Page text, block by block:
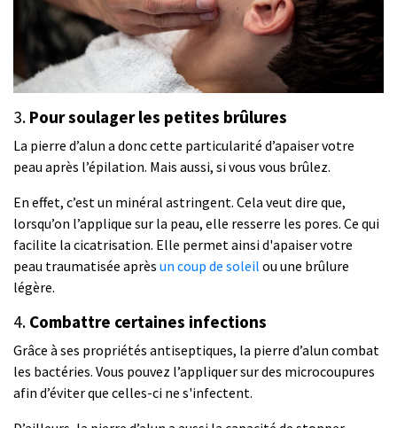
3. Pour soulager les petites brûlures
La pierre d’alun a donc cette particularité d’apaiser votre
peau après l’épilation. Mais aussi, si vous vous brûlez.
En effet, c’est un minéral astringent. Cela veut dire que,
lorsqu’on l’applique sur la peau, elle resserre les pores. Ce qui
facilite la cicatrisation. Elle permet ainsi d'apaiser votre
peau traumatisée après un coup de soleil ou une brûlure
légère.
4. Combattre certaines infections
Grâce à ses propriétés antiseptiques, la pierre d’alun combat
les bactéries. Vous pouvez l’appliquer sur des microcoupures
afin d’éviter que celles-ci ne s'infectent.